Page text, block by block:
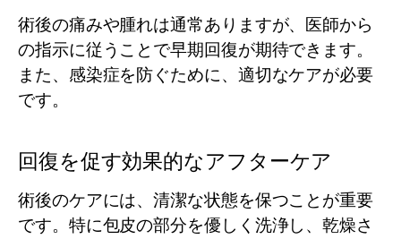
術後の痛みや腫れは通常ありますが、医師から
の指示に従うことで早期回復が期待できます。
また、感染症を防ぐために、適切なケアが必要
です。
回復を促す効果的なアフターケア
術後のケアには、清潔な状態を保つことが重要
です。特に包皮の部分を優しく洗浄し、乾燥さ